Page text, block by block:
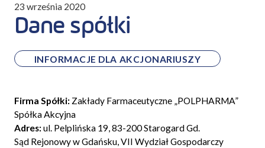
23 września 2020
Dane spółki
INFORMACJE DLA AKCJONARIUSZY
Firma Spółki:Zakłady Farmaceutyczne „POLPHARMA”
Spółka Akcyjna
Adres:ul. Pelplińska 19, 83-200 Starogard Gd.
Sąd Rejonowy w Gdańsku, VII Wydział Gospodarczy